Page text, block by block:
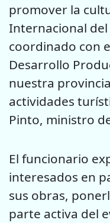
promover la
Internacional
coordinado con
Desarrollo
nuestra
actividades
Pinto, ministro
El funcionario
interesados en
sus obras,
parte activa del